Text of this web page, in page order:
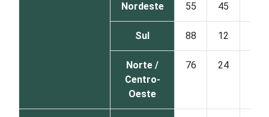
Nordeste 55 45
Sul 88 12
Norte /
Centro-
Oeste
76 24